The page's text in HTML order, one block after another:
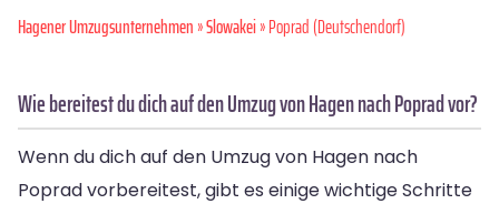
Hagener Umzugsunternehmen»Slowakei» Poprad (Deutschendorf)
Wie bereitest du dich auf den Umzug von Hagen nach Poprad vor?
Wenn du dich auf den Umzug von Hagen nach
Poprad vorbereitest, gibt es einige wichtige Schritte